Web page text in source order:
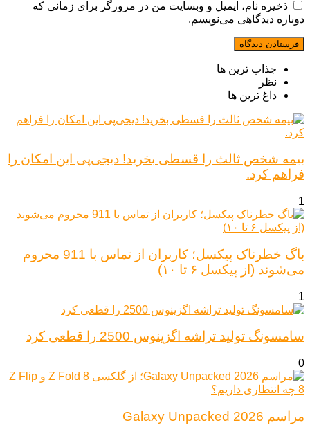
ذخیره نام، ایمیل و وبسایت من در مرورگر برای زمانی که
دوباره دیدگاهی می‌نویسم.
جذاب ترین ها
نظر
داغ ترین ها
بیمه شخص ثالث را قسطی بخرید! دیجی‌پی این امکان را
فراهم کرد.
1
باگ خطرناک پیکسل؛ کاربران از تماس با 911 محروم
می‌شوند (از پیکسل ۶ تا ۱۰)
1
سامسونگ تولید تراشه اگزینوس 2500 را قطعی کرد
0
مراسم Galaxy Unpacked 2026